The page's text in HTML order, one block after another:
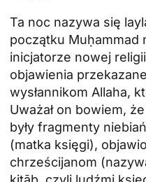
Ta noc nazywa się
początku Muḥammad
inicjatorze nowej
objawienia
wysłannikom Allaha,
Uważał on bowiem,
były fragmenty
(matka księgi),
chrześcijanom